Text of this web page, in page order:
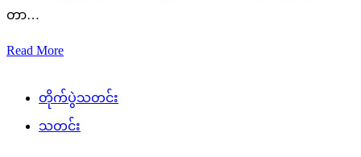
တာ…
Read More
တိုက်ပွဲသတင်း
သတင်း